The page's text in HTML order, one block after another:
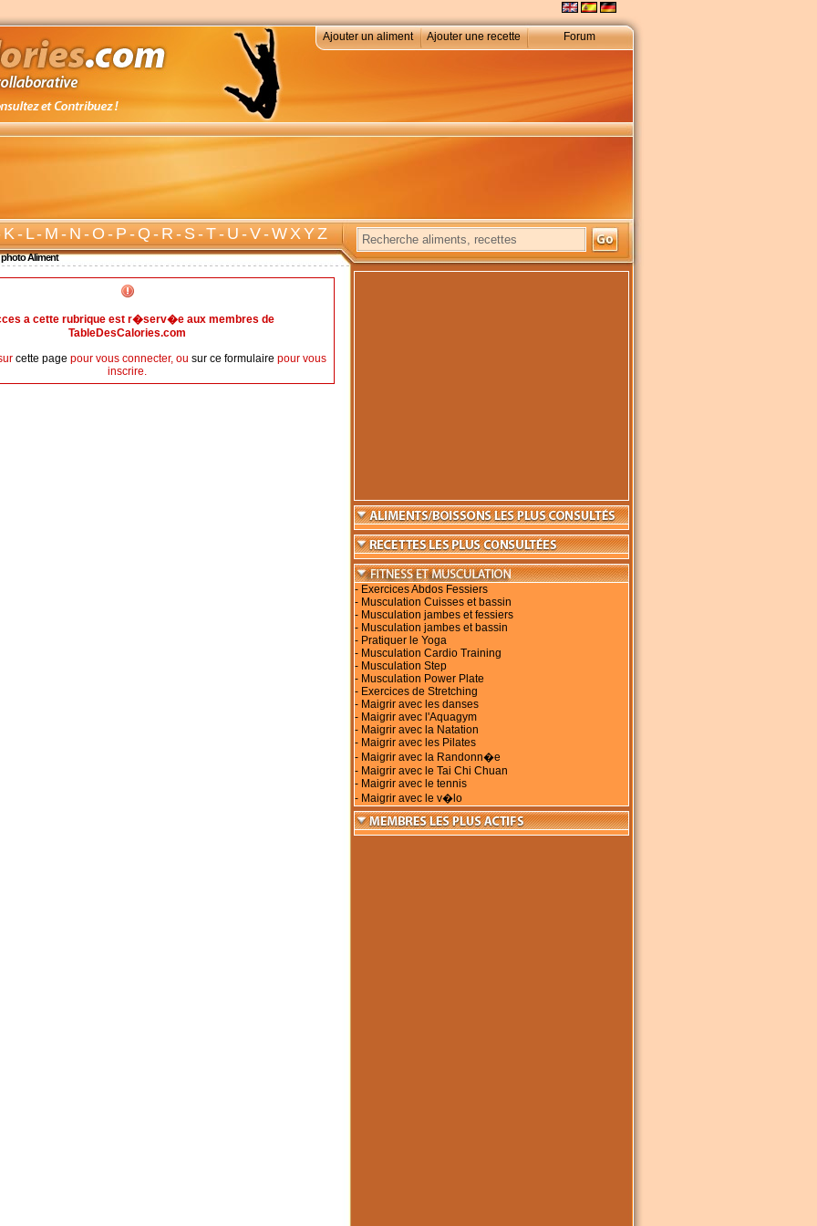
Ajouter un aliment Ajouter une recette Forum
K-L-M-N-O-P-Q-R-S-T-U-V-W X Y Z
Aliment
a cette rubrique est r�serv�e aux membres de
TableDesCalories.com
cette page pour vous connecter, ou sur ce formulaire pour vous
inscrire.
- Exercices Abdos Fessiers
- Musculation Cuisses et bassin
- Musculation jambes et fessiers
- Musculation jambes et bassin
- Pratiquer le Yoga
- Musculation Cardio Training
- Musculation Step
- Musculation Power Plate
- Exercices de Stretching
- Maigrir avec les danses
- Maigrir avec l'Aquagym
- Maigrir avec la Natation
- Maigrir avec les Pilates
- Maigrir avec la Randonn�e
- Maigrir avec le Tai Chi Chuan
- Maigrir avec le tennis
- Maigrir avec le v�lo